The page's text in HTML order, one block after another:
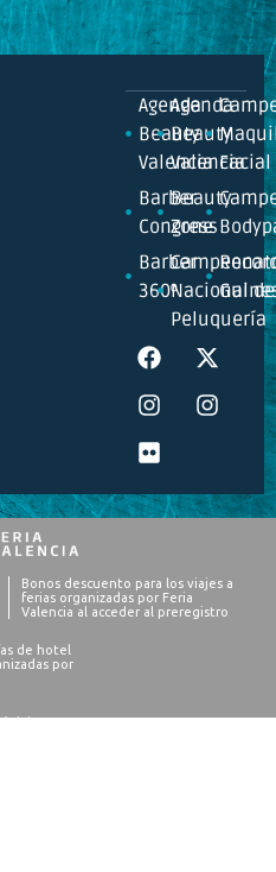
Agenda
Beauty
Valencia
Barber
Congress
Barber
360º
Agenda
Beauty
Valencia
Beauty
Zone
Nacional de
Peluquería
Facial